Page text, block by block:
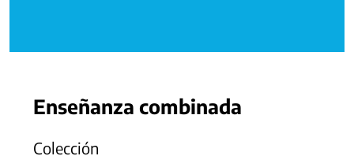
Enseñanza combinada
Colección